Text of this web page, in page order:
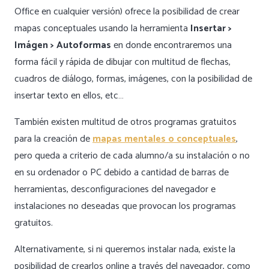
Office en cualquier versión) ofrece la posibilidad de crear
mapas conceptuales usando la herramienta Insertar >
Imágen > Autoformasen donde encontraremos una
forma fácil y rápida de dibujar con multitud de flechas,
cuadros de diálogo, formas, imágenes, con la posibilidad de
insertar texto en ellos, etc…
También existen multitud de otros programas gratuitos
para la creación demapas mentales o conceptuales,
pero queda a criterio de cada alumno/a su instalación o no
en su ordenador o PC debido a cantidad de barras de
herramientas, desconfiguraciones del navegador e
instalaciones no deseadas que provocan los programas
gratuitos.
Alternativamente, si ni queremos instalar nada, existe la